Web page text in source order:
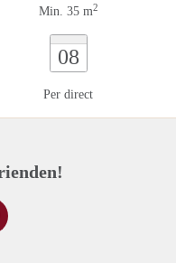
Min. 35 m2
08
Per direct